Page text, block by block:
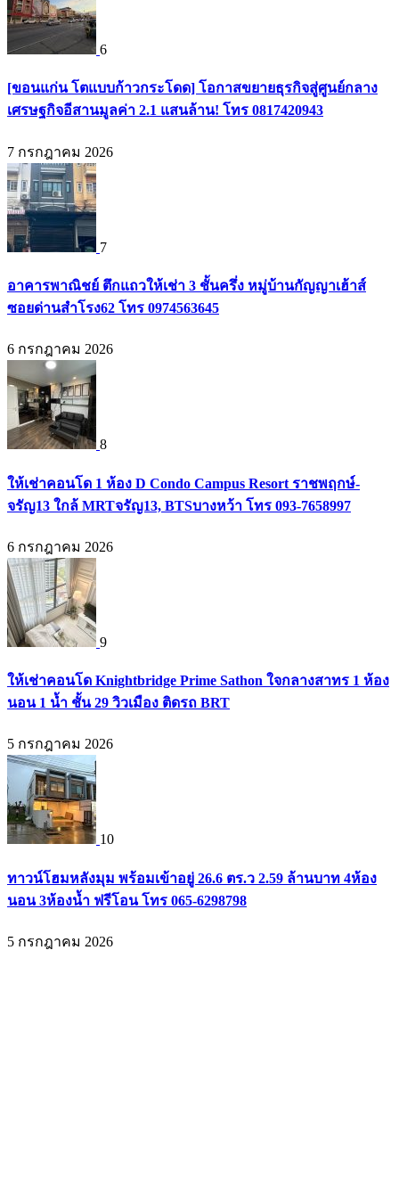
6
[ขอนแก่น โตแบบก้าวกระโดด] โอกาสขยายธุรกิจสู่ศูนย์กลาง
เศรษฐกิจอีสานมูลค่า 2.1 แสนล้าน! โทร 0817420943
7 กรกฎาคม 2026
7
อาคารพาณิชย์ ตึกแถวให้เช่า 3 ชั้นครึ่ง หมู่บ้านกัญญาเฮ้าส์
ซอยด่านสำโรง62 โทร 0974563645
6 กรกฎาคม 2026
8
ให้เช่าคอนโด 1 ห้อง D Condo Campus Resort ราชพฤกษ์-
จรัญ13 ใกล้ MRTจรัญ13, BTSบางหว้า โทร 093-7658997
6 กรกฎาคม 2026
9
ให้เช่าคอนโด Knightbridge Prime Sathon ใจกลางสาทร 1 ห้อง
นอน 1 น้ำ ชั้น 29 วิวเมือง ติดรถ BRT
5 กรกฎาคม 2026
10
ทาวน์โฮมหลังมุม พร้อมเข้าอยู่ 26.6 ตร.ว 2.59 ล้านบาท 4ห้อง
นอน 3ห้องน้ำ ฟรีโอน โทร 065-6298798
5 กรกฎาคม 2026